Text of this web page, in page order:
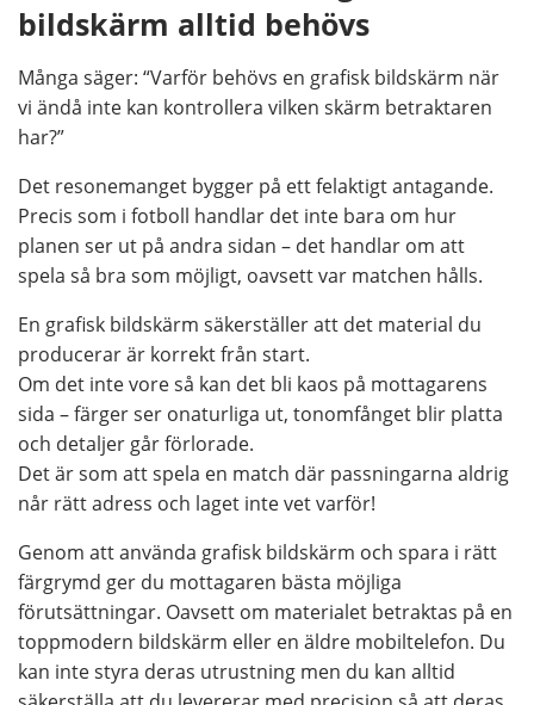
bildskärm alltid behövs
Många säger: “Varför behövs en grafisk bildskärm när
vi ändå inte kan kontrollera vilken skärm betraktaren
har?”
Det resonemanget bygger på ett felaktigt antagande.
Precis som i fotboll handlar det inte bara om hur
planen ser ut på andra sidan – det handlar om att
spela så bra som möjligt, oavsett var matchen hålls.
En grafisk bildskärm säkerställer att det material du
producerar är korrekt från start.
Om det inte vore så kan det bli kaos på mottagarens
sida – färger ser onaturliga ut, tonomfånget blir platta
och detaljer går förlorade.
Det är som att spela en match där passningarna aldrig
når rätt adress och laget inte vet varför!
Genom att använda grafisk bildskärm och spara i rätt
färgrymd ger du mottagaren bästa möjliga
förutsättningar. Oavsett om materialet betraktas på en
toppmodern bildskärm eller en äldre mobiltelefon. Du
kan inte styra deras utrustning men du kan alltid